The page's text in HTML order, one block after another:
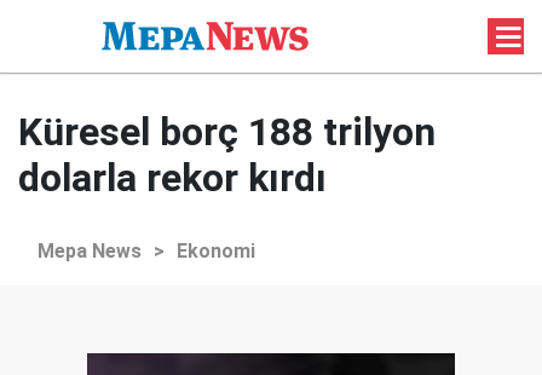
Küresel borç 188 trilyon
dolarla rekor kırdı
Mepa News > Ekonomi